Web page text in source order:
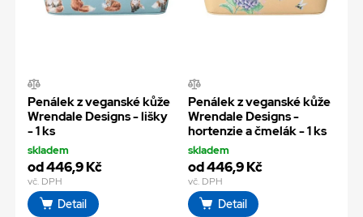
Penálek z veganské kůže
Wrendale Designs - lišky
- 1 ks
skladem
od 446,9 Kč
vč. DPH
Detail
Penálek z veganské kůže
Wrendale Designs -
hortenzie a čmelák - 1 ks
skladem
od 446,9 Kč
vč. DPH
Detail